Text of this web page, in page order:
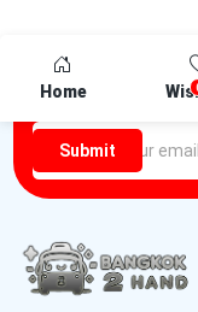
Home
Newsletter
Be the first one to
Submit